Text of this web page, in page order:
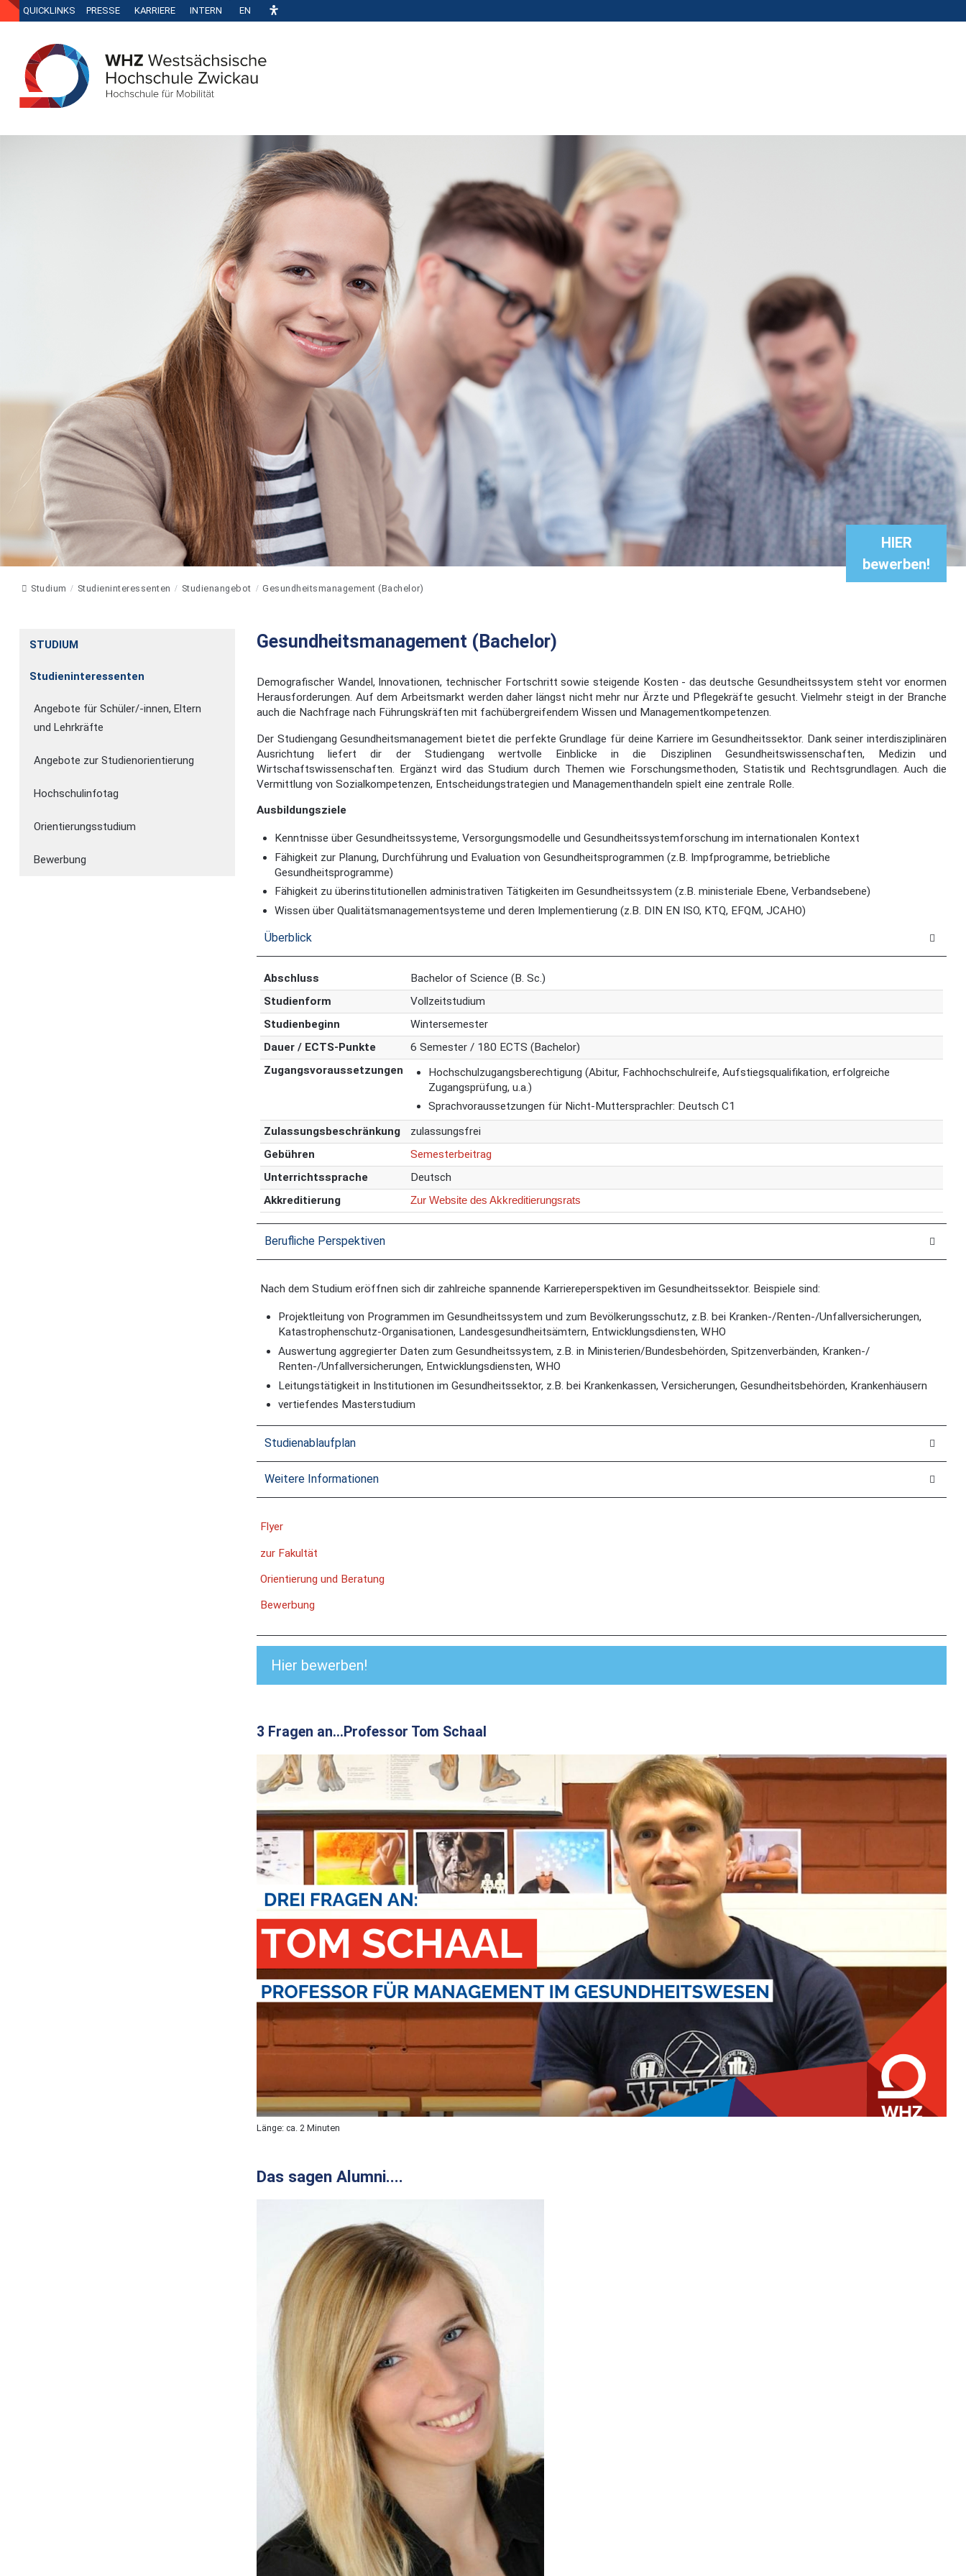
QUICKLINKS PRESSE KARRIERE INTERN EN
Studium Studieninteressenten Studienangebot Gesundheitsmanagement (Bachelor)
HIER
bewerben!
STUDIUM
Studieninteressenten
Angebote für Schüler/-innen, Eltern
und Lehrkräfte
Angebote zur Studienorientierung
Hochschulinfotag
Orientierungsstudium
Bewerbung
Gesundheitsmanagement (Bachelor)
Demografischer Wandel, Innovationen, technischer Fortschritt sowie steigende Kosten - das deutsche Gesundheitssystem steht vor enormen
Herausforderungen. Auf dem Arbeitsmarkt werden daher längst nicht mehr nur Ärzte und Pflegekräfte gesucht. Vielmehr steigt in der Branche
auch die Nachfrage nach Führungskräften mit fachübergreifendem Wissen und Managementkompetenzen.
Der Studiengang Gesundheitsmanagement bietet die perfekte Grundlage für deine Karriere im Gesundheitssektor. Dank seiner interdisziplinären
Ausrichtung liefert dir der Studiengang wertvolle Einblicke in die Disziplinen Gesundheitswissenschaften, Medizin und
Wirtschaftswissenschaften. Ergänzt wird das Studium durch Themen wie Forschungsmethoden, Statistik und Rechtsgrundlagen. Auch die
Vermittlung von Sozialkompetenzen, Entscheidungstrategien und Managementhandeln spielt eine zentrale Rolle.
Ausbildungsziele
Kenntnisse über Gesundheitssysteme, Versorgungsmodelle und Gesundheitssystemforschung im internationalen Kontext
Fähigkeit zur Planung, Durchführung und Evaluation von Gesundheitsprogrammen (z.B. Impfprogramme, betriebliche
Gesundheitsprogramme)
Fähigkeit zu überinstitutionellen administrativen Tätigkeiten im Gesundheitssystem (z.B. ministeriale Ebene, Verbandsebene)
Wissen über Qualitätsmanagementsysteme und deren Implementierung (z.B. DIN EN ISO, KTQ, EFQM, JCAHO)
Überblick
Abschluss
Bachelor of Science (B. Sc.)
Studienform
Vollzeitstudium
Studienbeginn
Wintersemester
Dauer / ECTS-Punkte
6 Semester / 180 ECTS (Bachelor)
Zugangsvoraussetzungen
Hochschulzugangsberechtigung (Abitur, Fachhochschulreife, Aufstiegsqualifikation, erfolgreiche
Zugangsprüfung, u.a.)
Sprachvoraussetzungen für Nicht-Muttersprachler: Deutsch C1
Zulassungsbeschränkung
zulassungsfrei
Gebühren
Semesterbeitrag
Unterrichtssprache
Deutsch
Akkreditierung
Zur Website des Akkreditierungsrats
Berufliche Perspektiven
Nach dem Studium eröffnen sich dir zahlreiche spannende Karriereperspektiven im Gesundheitssektor. Beispiele sind:
Projektleitung von Programmen im Gesundheitssystem und zum Bevölkerungsschutz, z.B. bei Kranken-/Renten-/Unfallversicherungen,
Katastrophenschutz-Organisationen, Landesgesundheitsämtern, Entwicklungsdiensten, WHO
Auswertung aggregierter Daten zum Gesundheitssystem, z.B. in Ministerien/Bundesbehörden, Spitzenverbänden, Kranken-/
Renten-/Unfallversicherungen, Entwicklungsdiensten, WHO
Leitungstätigkeit in Institutionen im Gesundheitssektor, z.B. bei Krankenkassen, Versicherungen, Gesundheitsbehörden, Krankenhäusern
vertiefendes Masterstudium
Studienablaufplan
Weitere Informationen
Flyer
zur Fakultät
Orientierung und Beratung
Bewerbung
Hier bewerben!
3 Fragen an...Professor Tom Schaal
Länge: ca. 2 Minuten
Das sagen Alumni....